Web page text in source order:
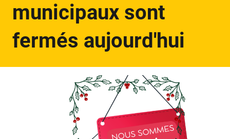
municipaux sont
fermés aujourd'hui